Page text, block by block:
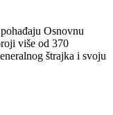
Osnovnu
više od 370
štrajka i svoju